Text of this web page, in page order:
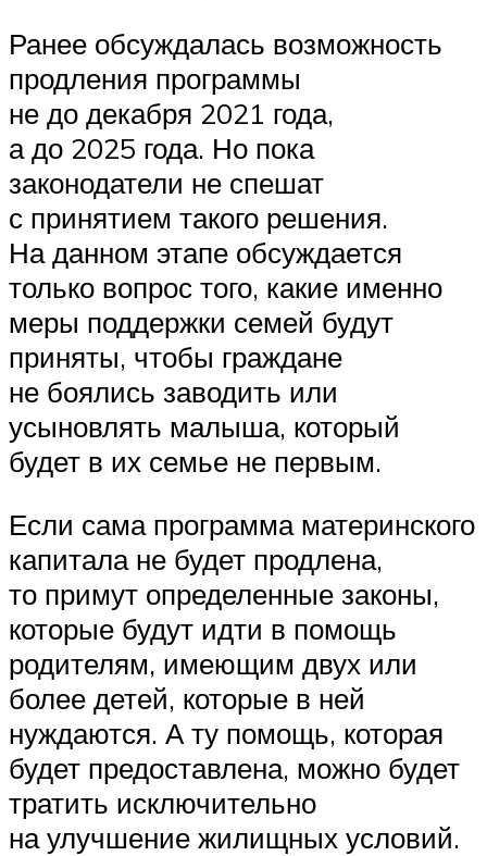
Ранее обсуждалась возможность
продления программы
не до декабря 2021 года,
а до 2025 года. Но пока
законодатели не спешат
с принятием такого решения.
На данном этапе обсуждается
только вопрос того, какие именно
меры поддержки семей будут
приняты, чтобы граждане
не боялись заводить или
усыновлять малыша, который
будет в их семье не первым.
Если сама программа материнского
капитала не будет продлена,
то примут определенные законы,
которые будут идти в помощь
родителям, имеющим двух или
более детей, которые в ней
нуждаются. А ту помощь, которая
будет предоставлена, можно будет
тратить исключительно
на улучшение жилищных условий.